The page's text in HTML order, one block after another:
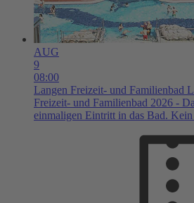
AUG
9
08:00
Langen Freizeit- und Familienbad
Freizeit- und Familienbad 2026 -
einmaligen Eintritt in das Bad.